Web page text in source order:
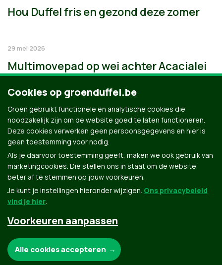
Hou Duffel fris en gezond deze zomer
29 mei 2026
Multimovepad op wei achter Acacialei
Groen.be
Contact Privacybeleid
Cookies op groenduffel.be
Groen gebruikt functionele en analytische cookies die
noodzakelijk zijn om de website goed te laten functioneren.
Deze cookies verwerken geen persoonsgegevens en hier is
geen toestemming voor nodig.
Als je daarvoor toestemming geeft, maken we ook gebruik van
marketingcookies. Die stellen ons in staat om de website
beter af te stemmen op jouw voorkeuren.
Je kunt je instellingen hieronder wijzigen. Ons privacybeleid
vind je hier.
Voorkeuren aanpassen
Alle cookies accepteren